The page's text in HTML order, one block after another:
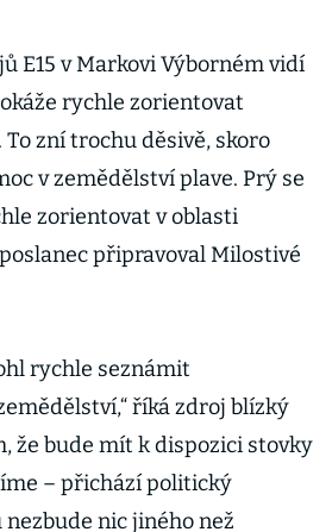
E15 v Markovi Výborném vidí
rychle zo­rientovat
zní trochu děsivě, skoro
v zemědělství plave. Prý se
zorientovat v oblasti
připravoval Milostivé
rychle seznámit
říká zdroj blízký
že bude mít k dispozici stovky
– přichází politický
nic jiného než